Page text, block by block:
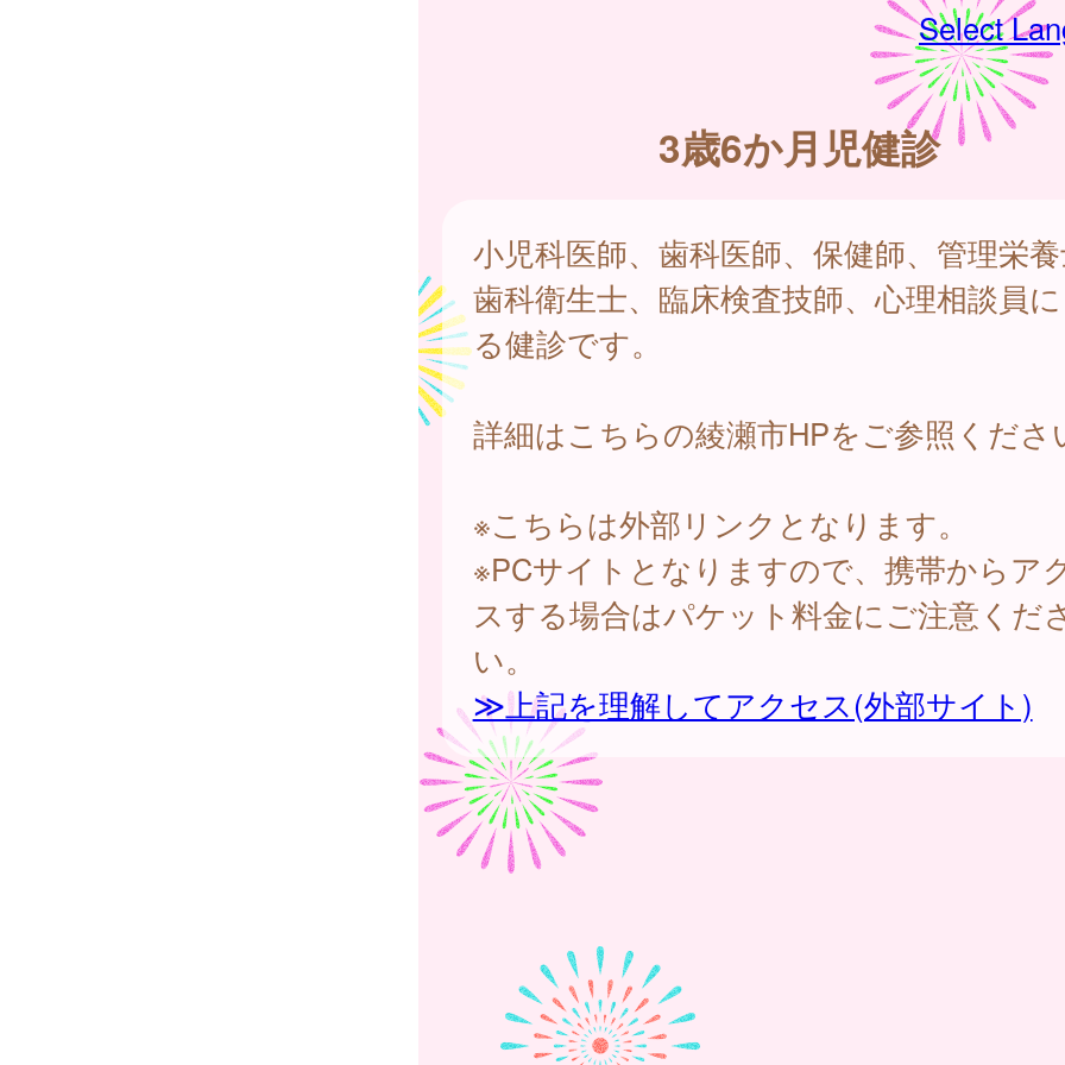
Select
3歳6か月児健診
小児科医師、歯科医師、保健師、管理栄
歯科衛生士、臨床検査技師、心理相談員
る健診です。
詳細はこちらの綾瀬市HPをご参照くださ
※こちらは外部リンクとなります。
※PCサイトとなりますので、携帯からア
スする場合はパケット料金にご注意くだ
い。
≫上記を理解してアクセス(外部サイト)